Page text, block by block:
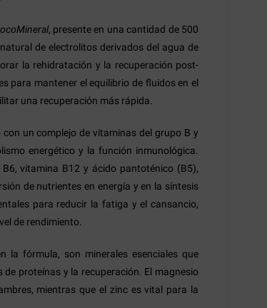
, presente en una cantidad de 500
de electrolitos derivados del agua de
la rehidratación y la recuperación post-
para mantener el equilibrio de fluidos en el
una recuperación más rápida.
un complejo de vitaminas del grupo B y
energético y la función inmunológica.
vitamina B12 y ácido pantoténico (B5),
de nutrientes en energía y en la síntesis
para reducir la fatiga y el cansancio,
de rendimiento.
la fórmula, son minerales esenciales que
proteínas y la recuperación. El magnesio
mientras que el zinc es vital para la